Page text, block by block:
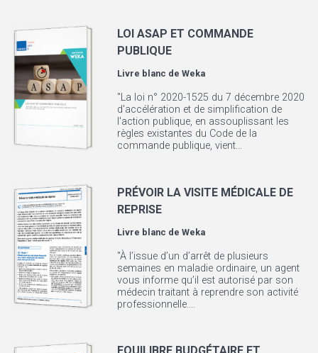
LOI ASAP ET COMMANDE
PUBLIQUE
Livre blanc deWeka
"La loi n° 2020-1525 du 7 décembre 2020
d'accélération et de simplification de
l'action publique, en assouplissant les
règles existantes du Code de la
commande publique, vient...
PRÉVOIR LA VISITE MÉDICALE DE
REPRISE
Livre blanc deWeka
"À l’issue d’un d’arrêt de plusieurs
semaines en maladie ordinaire, un agent
vous informe qu’il est autorisé par son
médecin traitant à reprendre son activité
professionnelle....